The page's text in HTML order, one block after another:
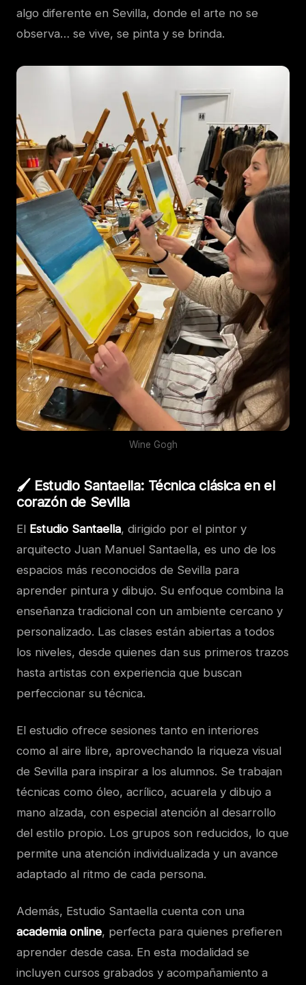
algo diferente en Sevilla, donde el arte no se
observa… se vive, se pinta y se brinda.
Wine Gogh
🖌️ Estudio Santaella: Técnica clásica en el
corazón de Sevilla
El Estudio Santaella, dirigido por el pintor y
arquitecto Juan Manuel Santaella, es uno de los
espacios más reconocidos de Sevilla para
aprender pintura y dibujo. Su enfoque combina la
enseñanza tradicional con un ambiente cercano y
personalizado. Las clases están abiertas a todos
los niveles, desde quienes dan sus primeros trazos
hasta artistas con experiencia que buscan
perfeccionar su técnica.
El estudio ofrece sesiones tanto en interiores
como al aire libre, aprovechando la riqueza visual
de Sevilla para inspirar a los alumnos. Se trabajan
técnicas como óleo, acrílico, acuarela y dibujo a
mano alzada, con especial atención al desarrollo
del estilo propio. Los grupos son reducidos, lo que
permite una atención individualizada y un avance
adaptado al ritmo de cada persona.
Además, Estudio Santaella cuenta con una
academia online, perfecta para quienes prefieren
aprender desde casa. En esta modalidad se
incluyen cursos grabados y acompañamiento a